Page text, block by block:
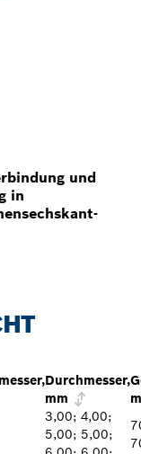
und
in
Durchmesser,
mm
3,00; 4,00;
5,00; 5,00;